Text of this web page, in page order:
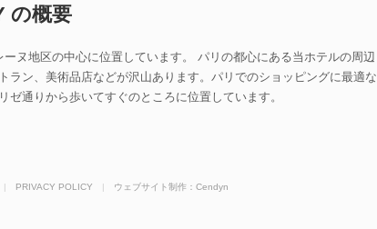
の概要
ヌ地区の中心に位置しています。 パリの都心にある当ホテルの周辺
ラン、美術品店などが沢山あります。パリでのショッピングに最適な
通りから歩いてすぐのところに位置しています。
| PRIVACY POLICY | ウェブサイト制作：Cendyn